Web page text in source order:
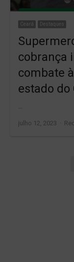
Ceará Destaques
cobrança
combate
estado do
julho 12, 2023